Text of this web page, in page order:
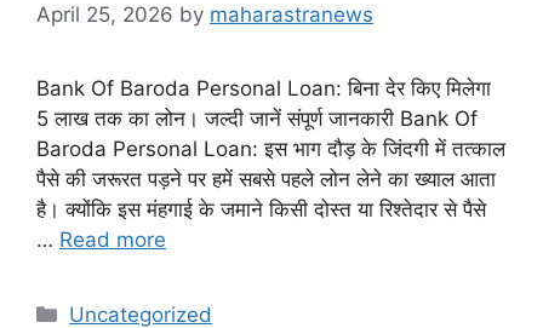
April 25, 2026 by maharastranews
Bank Of Baroda Personal Loan: बिना देर किए मिलेगा
5 लाख तक का लोन। जल्दी जानें संपूर्ण जानकारी Bank Of
Baroda Personal Loan: इस भाग दौड़ के जिंदगी में तत्काल
पैसे की जरूरत पड़ने पर हमें सबसे पहले लोन लेने का ख्याल आता
है। क्योंकि इस मंहगाई के जमाने किसी दोस्त या रिश्तेदार से पैसे
… Read more
Categories
Uncategorized